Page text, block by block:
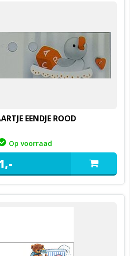
EENDJE ROOD
Op voorraad
-